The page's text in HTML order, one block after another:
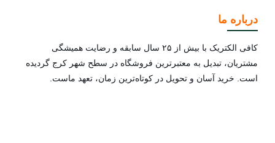
درباره ما
کافی الکتریک با بیش از ۲۵ سال سابقه و رضایت همیشگی
مشتریان، تبدیل به معتبرترین فروشگاه در سطح شهر کرج گردیده
است. خرید آسان و تحویل در کوتاه‌ترین زمان، تعهد ماست.